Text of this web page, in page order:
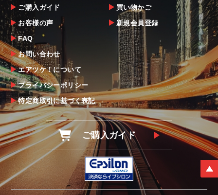
ご購入ガイド
お客様の声
FAQ
お問い合わせ
エアツケ！について
プライバシーポリシー
特定商取引に基づく表記
買い物かご
新規会員登録
ご購入ガイド